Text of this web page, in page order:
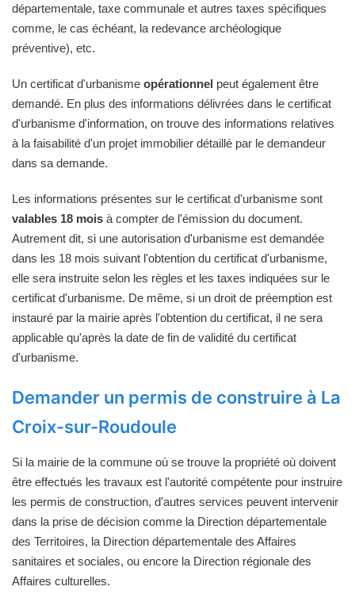
départementale, taxe communale et autres taxes spécifiques
comme, le cas échéant, la redevance archéologique
préventive), etc.
Un certificat d'urbanisme opérationnel peut également être
demandé. En plus des informations délivrées dans le certificat
d'urbanisme d'information, on trouve des informations relatives
à la faisabilité d'un projet immobilier détaillé par le demandeur
dans sa demande.
Les informations présentes sur le certificat d'urbanisme sont
valables 18 mois à compter de l'émission du document.
Autrement dit, si une autorisation d'urbanisme est demandée
dans les 18 mois suivant l'obtention du certificat d'urbanisme,
elle sera instruite selon les règles et les taxes indiquées sur le
certificat d'urbanisme. De même, si un droit de préemption est
instauré par la mairie après l'obtention du certificat, il ne sera
applicable qu'après la date de fin de validité du certificat
d'urbanisme.
Demander un permis de construire à La
Croix-sur-Roudoule
Si la mairie de la commune où se trouve la propriété où doivent
être effectués les travaux est l'autorité compétente pour instruire
les permis de construction, d'autres services peuvent intervenir
dans la prise de décision comme la Direction départementale
des Territoires, la Direction départementale des Affaires
sanitaires et sociales, ou encore la Direction régionale des
Affaires culturelles.